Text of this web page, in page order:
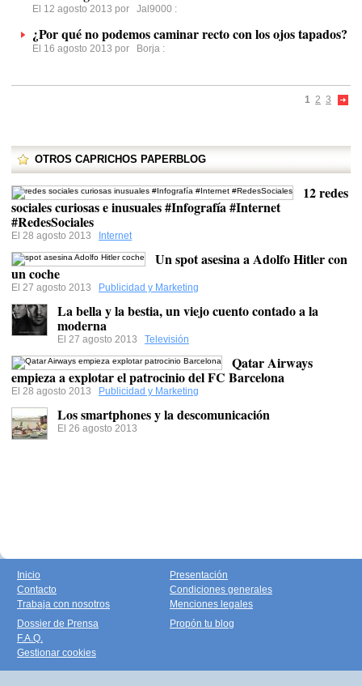
El 12 agosto 2013 por Jal9000 :
¿Por qué no podemos caminar recto con los ojos tapados?
El 16 agosto 2013 por Borja :
1 2 3
OTROS CAPRICHOS PAPERBLOG
12 redes
sociales curiosas e inusuales #Infografía #Internet
#RedesSociales
El 28 agosto 2013 Internet
Un spot asesina a Adolfo Hitler con
un coche
El 27 agosto 2013 Publicidad y Marketing
La bella y la bestia, un viejo cuento contado a la
moderna
El 27 agosto 2013 Televisión
Qatar Airways
empieza a explotar el patrocinio del FC Barcelona
El 28 agosto 2013 Publicidad y Marketing
Los smartphones y la descomunicación
El 26 agosto 2013
Inicio
Contacto
Trabaja con nosotros
Presentación
Condiciones generales
Menciones legales
Dossier de Prensa
F.A.Q.
Gestionar cookies
Propón tu blog